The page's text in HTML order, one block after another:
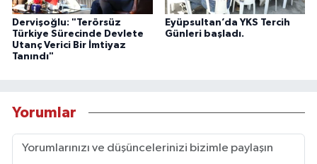
Dervişoğlu: "Terörsüz
Türkiye Sürecinde Devlete
Utanç Verici Bir İmtiyaz
Tanındı"
Eyüpsultan’da YKS Tercih
Günleri başladı.
Yorumlar